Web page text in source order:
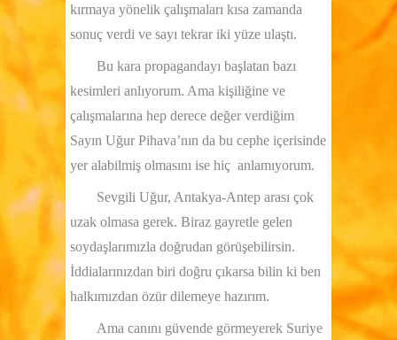
kırmaya yönelik çalışmaları kısa zamanda
sonuç verdi ve sayı tekrar iki yüze ulaştı.
Bu kara propagandayı başlatan bazı
kesimleri anlıyorum. Ama kişiliğine ve
çalışmalarına hep derece değer verdiğim
Sayın Uğur Pihava’nın da bu cephe içerisinde
yer alabilmiş olmasını ise hiç anlamıyorum.
Sevgili Uğur, Antakya-Antep arası çok
uzak olmasa gerek. Biraz gayretle gelen
soydaşlarımızla doğrudan görüşebilirsin.
İddialarınızdan biri doğru çıkarsa bilin ki ben
halkımızdan özür dilemeye hazırım.
Ama canını güvende görmeyerek Suriye